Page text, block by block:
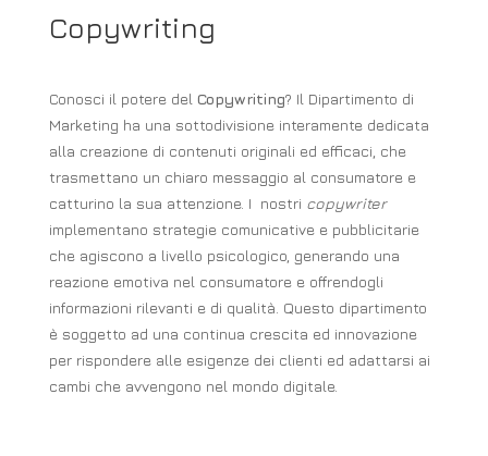
Copywriting
Conosci il potere del Copywriting? Il Dipartimento di
Marketing ha una sottodivisione interamente dedicata
alla creazione di contenuti originali ed efficaci, che
trasmettano un chiaro messaggio al consumatore e
catturino la sua attenzione. I nostri copywriter
implementano strategie comunicative e pubblicitarie
che agiscono a livello psicologico, generando una
reazione emotiva nel consumatore e offrendogli
informazioni rilevanti e di qualità. Questo dipartimento
è soggetto ad una continua crescita ed innovazione
per rispondere alle esigenze dei clienti ed adattarsi ai
cambi che avvengono nel mondo digitale.